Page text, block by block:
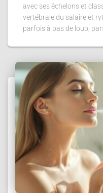
avec ses échelons et
vertébrale du salaire et
parfois à pas de loup,